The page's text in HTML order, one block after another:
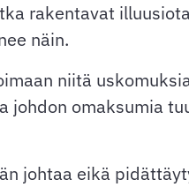
rakentavat
näin.
niitä
omaksumia
johtaa eikä